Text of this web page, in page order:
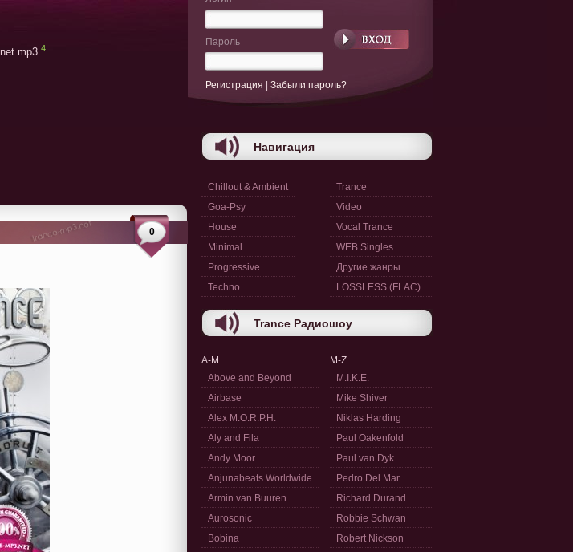
4
0
Пароль
Регистрация Забыли пароль?
Навигация
Chillout & Ambient
Goa-Psy
House
Minimal
Progressive
Techno
Trance
Video
Vocal Trance
WEB Singles
Другие жанры
LOSSLESS (FLAC)
Trance Радиошоу
A-M
Above and Beyond
Airbase
Alex M.O.R.P.H.
Aly and Fila
Andy Moor
Anjunabeats Worldwide
Armin van Buuren
Aurosonic
Bobina
M-Z
M.I.K.E.
Mike Shiver
Niklas Harding
Paul Oakenfold
Paul van Dyk
Pedro Del Mar
Richard Durand
Robbie Schwan
Robert Nickson